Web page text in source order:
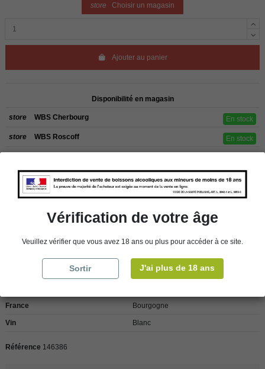
store Choisir un magasin
Ajouter au panier
Disponibilité en magasin
store WBS Cherbourg En stock
store WBS Roscoff En stock
Les commandes sont uniquement livrées en France métropolitaine. Pour les
clients de l’étranger, retrait sur place dans nos magasins de ROSCOFF ou
CHERBOURG.
France Bourgogne
Vin Blanc
Référence 146386
Vérification de votre âge
Veuillez vérifier que vous avez 18 ans ou plus pour accéder à ce site.
Sortir J'ai plus de 18 ans